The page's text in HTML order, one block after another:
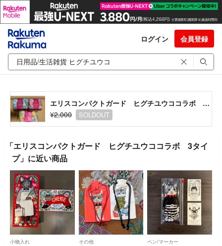
ログイン 会員登録
エリスコンパクトガード ヒグチユウココラボ 3タイプ
¥2,000
SOLDOUT
「エリスコンパクトガード ヒグチユウココラボ 3タイ
プ」に近い商品
小物入れ その他 ペン/マーカー